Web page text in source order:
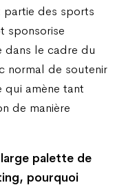
partie des sports
sponsorise
dans le cadre du
normal de soutenir
qui amène tant
de manière
palette de
pourquoi